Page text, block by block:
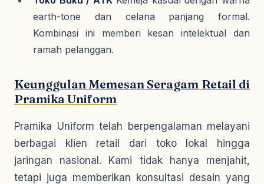
earth-tone dan celana panjang formal.
Kombinasi ini memberi kesan intelektual dan
ramah pelanggan.
Keunggulan Memesan Seragam Retail di
Pramika Uniform
Pramika Uniform telah berpengalaman melayani
berbagai klien retail dari toko lokal hingga
jaringan nasional. Kami tidak hanya menjahit,
tetapi juga memberikan konsultasi desain yang